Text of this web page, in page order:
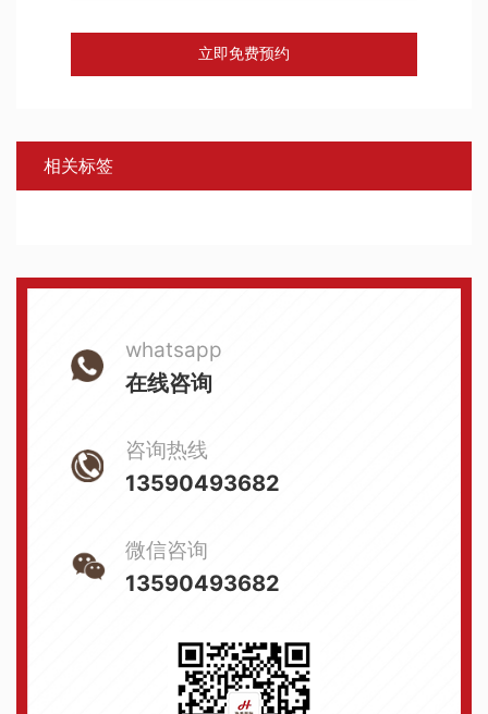
立即免费预约
相关标签
whatsapp
在线咨询
咨询热线
13590493682
微信咨询
13590493682